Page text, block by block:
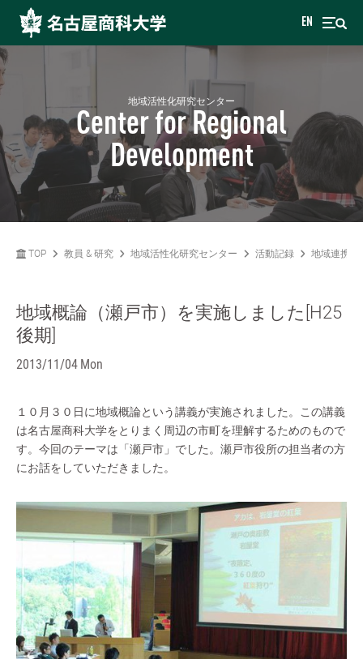
EN
地域活性化研究センター
Center for Regional
Development
TOP 教員 & 研究 地域活性化研究センター 活動記録 地域連携・
地域概論（瀬戸市）を実施しました[H25
後期]
2013/11/04 Mon
１０月３０日に地域概論という講義が実施されました。この講義
は名古屋商科大学をとりまく周辺の市町を理解するためのもので
す。今回のテーマは「瀬戸市」でした。瀬戸市役所の担当者の方
にお話をしていただきました。